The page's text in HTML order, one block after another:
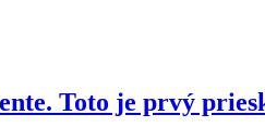
Toto je prvý